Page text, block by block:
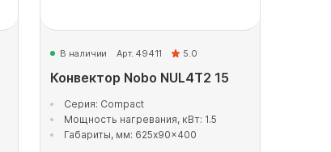
В наличии Арт. 49411 5.0
Конвектор Nobo NUL4T2 15
Серия: Compact
Мощность нагревания, кВт: 1.5
Габариты, мм: 625x90x400